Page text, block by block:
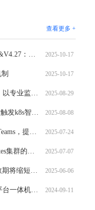
查看更多 +
2025-10-17
2025-10-17
2025-08-29
2025-08-08
2025-07-24
2025-07-07
2025-06-06
【新品发布】嘉为蓝鲸WeOps运维平台一体机全新发布：高性价比、强大稳定、即插即用的企业级IT运维设备 2024-09-11